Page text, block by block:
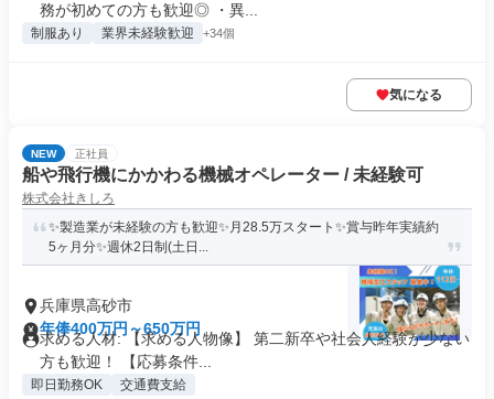
務が初めての方も歓迎◎ ・異...
制服あり 業界未経験歓迎 +34個
気になる
NEW 正社員
船や飛行機にかかわる機械オペレーター / 未経験可
株式会社きしろ
✨製造業が未経験の方も歓迎✨月28.5万スタート✨賞与昨年実績約
5ヶ月分✨週休2日制(土日...
兵庫県高砂市
年俸400万円～650万円
求める人材: 【求める人物像】 第二新卒や社会人経験が少ない
方も歓迎！ 【応募条件...
即日勤務OK 交通費支給